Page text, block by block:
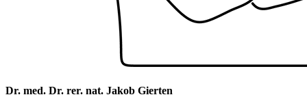
Dr. med. Dr. rer. nat. Jakob Gierten